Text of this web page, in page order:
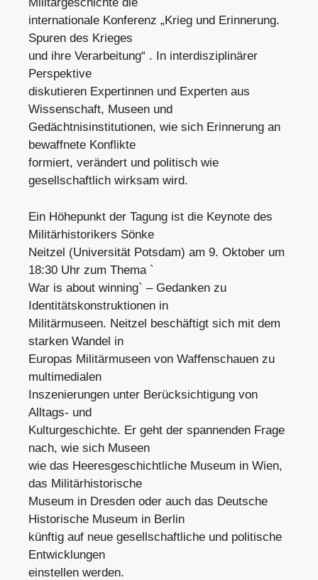
internationale Konferenz „Krieg und Erinnerung.
Spuren des Krieges
und ihre Verarbeitung“ . In interdisziplinärer
Perspektive
diskutieren Expertinnen und Experten aus
Wissenschaft, Museen und
Gedächtnisinstitutionen, wie sich Erinnerung an
bewaffnete Konflikte
formiert, verändert und politisch wie
gesellschaftlich wirksam wird.
Ein Höhepunkt der Tagung ist die Keynote des
Militärhistorikers Sönke
Neitzel (Universität Potsdam) am 9. Oktober um
18:30 Uhr zum Thema `
War is about winning` – Gedanken zu
Identitätskonstruktionen in
Militärmuseen. Neitzel beschäftigt sich mit dem
starken Wandel in
Europas Militärmuseen von Waffenschauen zu
multimedialen
Inszenierungen unter Berücksichtigung von
Alltags- und
Kulturgeschichte. Er geht der spannenden Frage
nach, wie sich Museen
wie das Heeresgeschichtliche Museum in Wien,
das Militärhistorische
Museum in Dresden oder auch das Deutsche
Historische Museum in Berlin
künftig auf neue gesellschaftliche und politische
Entwicklungen
einstellen werden.